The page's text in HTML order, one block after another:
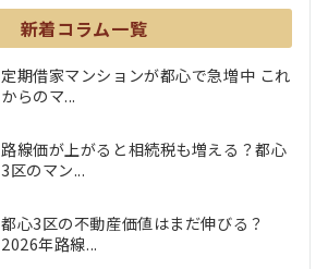
新着コラム一覧
定期借家マンションが都心で急増中 これ
からのマ...
路線価が上がると相続税も増える？都心
3区のマン...
都心3区の不動産価値はまだ伸びる？
2026年路線...